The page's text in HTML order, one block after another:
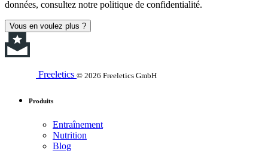
données, consultez notre politique de confidentialité.
Vous en voulez plus ?
Freeletics © 2026 Freeletics GmbH
Produits
Entraînement
Nutrition
Blog